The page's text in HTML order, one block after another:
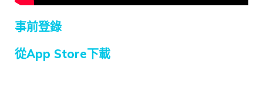
事前登錄
從App Store下載